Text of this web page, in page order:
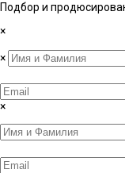
Подбор и
×
×
×